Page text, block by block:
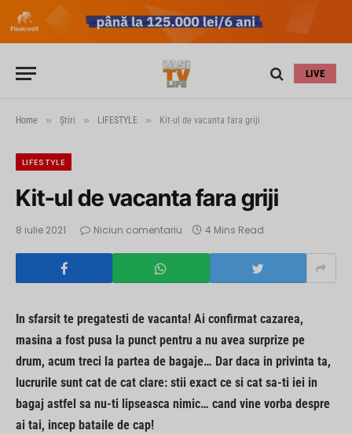
LIVE
Home » Știri » LIFESTYLE » Kit-ul de vacanta fara griji
LIFESTYLE
Kit-ul de vacanta fara griji
8 iulie 2021 Niciun comentariu 4 Mins Read
In sfarsit te pregatesti de vacanta! Ai confirmat cazarea,
masina a fost pusa la punct pentru a nu avea surprize pe
drum, acum treci la partea de bagaje… Dar daca in privinta ta,
lucrurile sunt cat de cat clare: stii exact ce si cat sa-ti iei in
bagaj astfel sa nu-ti lipseasca nimic… cand vine vorba despre
ai tai, incep bataile de cap!